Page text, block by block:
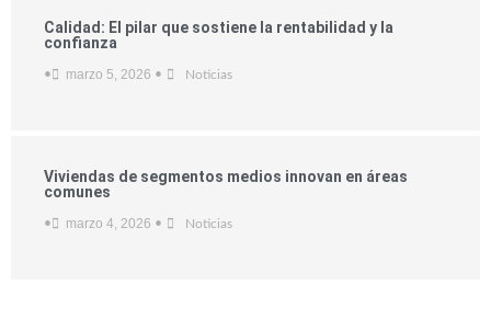
Calidad: El pilar que sostiene la rentabilidad y la
confianza
• marzo 5, 2026 • Noticias
Viviendas de segmentos medios innovan en áreas
comunes
• marzo 4, 2026 • Noticias